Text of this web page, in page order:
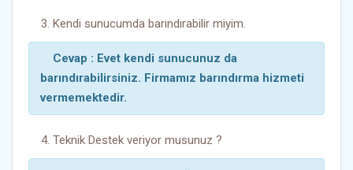
3. Kendi sunucumda barındırabilir miyim.
Cevap : Evet kendi sunucunuz da
barındırabilirsiniz. Firmamız barındırma hizmeti
vermemektedir.
4. Teknik Destek veriyor musunuz ?